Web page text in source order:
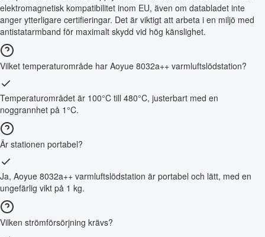
elektromagnetisk kompatibilitet inom EU, även om databladet inte
anger ytterligare certifieringar. Det är viktigt att arbeta i en miljö med
antistatarmband för maximalt skydd vid hög känslighet.
Vilket temperaturområde har Aoyue 8032a++ varmluftslödstation?
Temperaturområdet är 100°C till 480°C, justerbart med en
noggrannhet på 1°C.
Är stationen portabel?
Ja, Aoyue 8032a++ varmluftslödstation är portabel och lätt, med en
ungefärlig vikt på 1 kg.
Vilken strömförsörjning krävs?